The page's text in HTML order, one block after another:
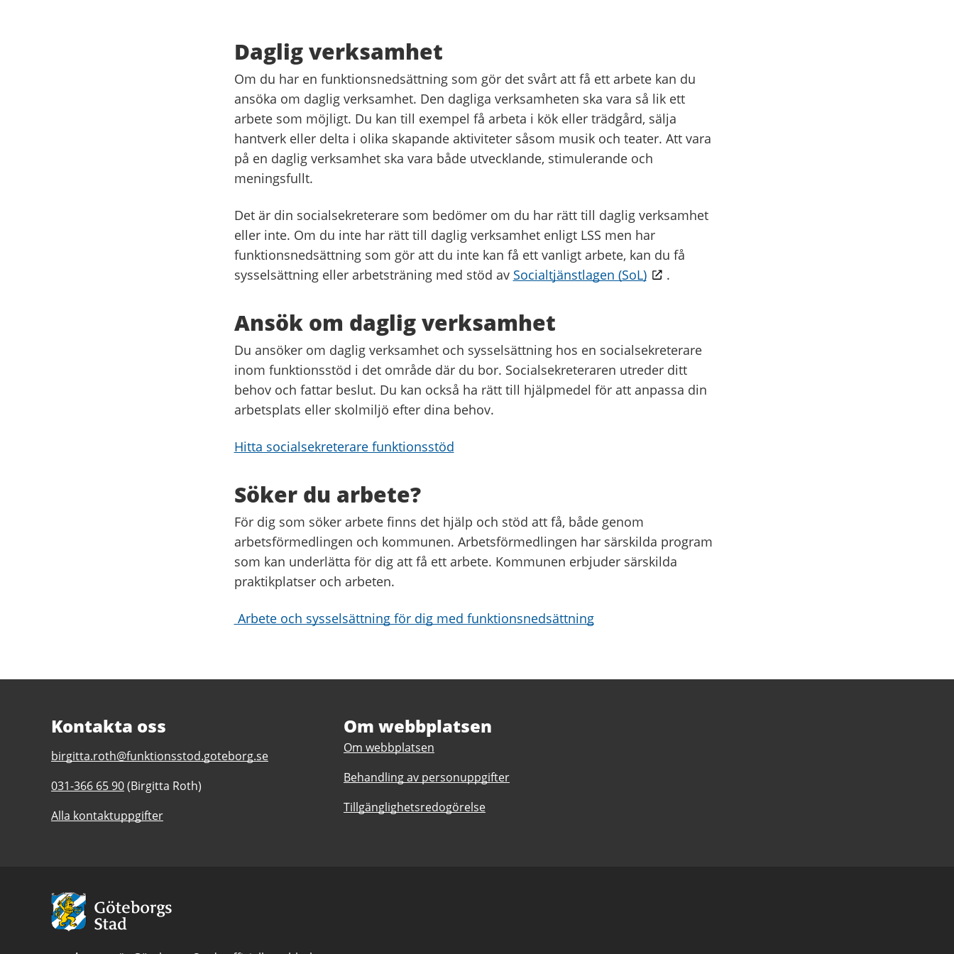
Daglig verksamhet
Om du har en funktionsnedsättning som gör det svårt att få ett arbete kan du
ansöka om daglig verksamhet. Den dagliga verksamheten ska vara så lik ett
arbete som möjligt. Du kan till exempel få arbeta i kök eller trädgård, sälja
hantverk eller delta i olika skapande aktiviteter såsom musik och teater. Att vara
på en daglig verksamhet ska vara både utvecklande, stimulerande och
meningsfullt.
Det är din socialsekreterare som bedömer om du har rätt till daglig verksamhet
eller inte. Om du inte har rätt till daglig verksamhet enligt LSS men har
funktionsnedsättning som gör att du inte kan få ett vanligt arbete, kan du få
sysselsättning eller arbetsträning med stöd av Socialtjänstlagen (SoL) .
Ansök om daglig verksamhet
Du ansöker om daglig verksamhet och sysselsättning hos en socialsekreterare
inom funktionsstöd i det område där du bor. Socialsekreteraren utreder ditt
behov och fattar beslut. Du kan också ha rätt till hjälpmedel för att anpassa din
arbetsplats eller skolmiljö efter dina behov.
Hitta socialsekreterare funktionsstöd
Söker du arbete?
För dig som söker arbete finns det hjälp och stöd att få, både genom
arbetsförmedlingen och kommunen. Arbetsförmedlingen har särskilda program
som kan underlätta för dig att få ett arbete. Kommunen erbjuder särskilda
praktikplatser och arbeten.
Arbete och sysselsättning för dig med funktionsnedsättning
Kontakta oss
E-
till
Samverket
daglig
birgitta.roth@funktionsstod.goteborg.se
Telefonnummer
Samverket
031-366 65 90(Birgitta Roth)
Alla kontaktuppgifter
Om webbplatsen
Om webbplatsen
Behandling av personuppgifter
Tillgänglighetsredogörelse
Avsändare:
Göteborgs
Stad